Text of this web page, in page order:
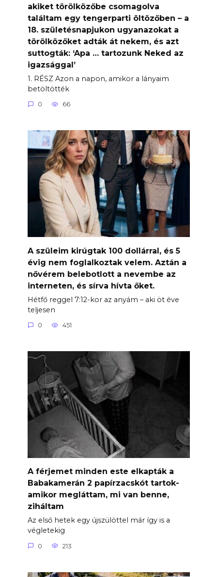
akiket törölközőbe csomagolva
találtam egy tengerparti öltözőben – a
18. születésnapjukon ugyanazokat a
törölközőket adták át nekem, és azt
suttogták: ‘Apa … tartozunk Neked az
igazsággal’
1. RÉSZ Azon a napon, amikor a lányaim
betöltötték
0 66
A szüleim kirúgtak 100 dollárral, és 5
évig nem foglalkoztak velem. Aztán a
nővérem belebotlott a nevembe az
interneten, és sírva hívta őket.
Hétfő reggel 7:12-kor az anyám – aki öt éve
teljesen
0 451
A férjemet minden este elkapták a
Babakamerán 2 papírzacskót tartok-
amikor megláttam, mi van benne,
ziháltam
Az első hetek egy újszülöttel már így is a
végletekig
0 213